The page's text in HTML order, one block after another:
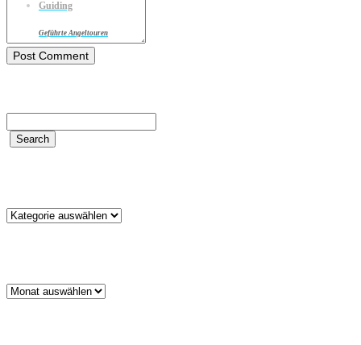
Guiding
Geführte Angeltouren
Kategorien
Archiv